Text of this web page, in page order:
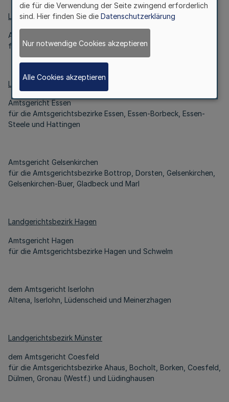
Landgerichtsbezirk Dortmund
Amtsgericht Dortmund
für die Amtsgerichtsbezirke Castrop-Rauxel und Dortmund
Landgerichtsbezirk Essen
Amtsgericht Essen
für die Amtsgerichtsbezirke Essen, Essen-Borbeck, Essen-
Steele und Hattingen
Amtsgericht Gelsenkirchen
für die Amtsgerichtsbezirke Bottrop, Dorsten, Gelsenkirchen,
Gelsenkirchen-Buer, Gladbeck und Marl
Landgerichtsbezirk Hagen
Amtsgericht Hagen
für die Amtsgerichtsbezirke Hagen und Schwelm
dem Amtsgericht Iserlohn
Altena, Iserlohn, Lüdenscheid und Meinerzhagen
Landgerichtsbezirk Münster
dem Amtsgericht Coesfeld
für die Amtsgerichtsbezirke Ahaus, Bocholt, Borken, Coesfeld,
Dülmen, Gronau (Westf.) und Lüdinghausen
die für die Verwendung der Seite zwingend erforderlich
sind. Hier finden Sie die Datenschutzerklärung
Nur notwendige Cookies akzeptieren
Alle Cookies akzeptieren